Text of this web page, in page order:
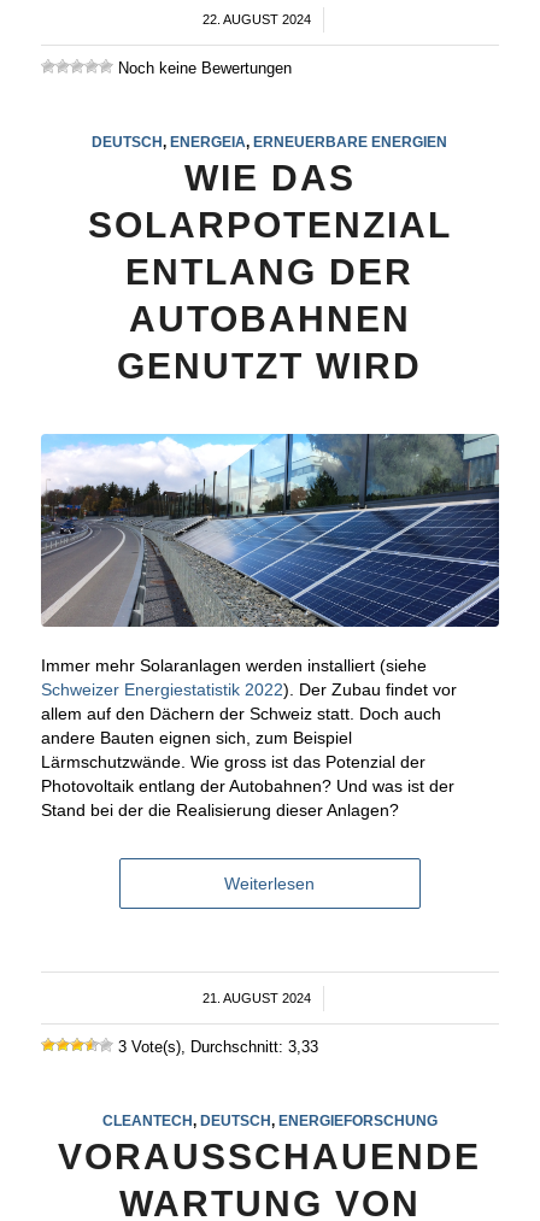
22. AUGUST 2024
/
Noch keine Bewertungen
DEUTSCH, ENERGEIA, ERNEUERBARE ENERGIEN
WIE DAS
SOLARPOTENZIAL
ENTLANG DER
AUTOBAHNEN
GENUTZT WIRD
Immer mehr Solaranlagen werden installiert (siehe
Schweizer Energiestatistik 2022). Der Zubau findet vor
allem auf den Dächern der Schweiz statt. Doch auch
andere Bauten eignen sich, zum Beispiel
Lärmschutzwände. Wie gross ist das Potenzial der
Photovoltaik entlang der Autobahnen? Und was ist der
Stand bei der die Realisierung dieser Anlagen?
Weiterlesen
21. AUGUST 2024
/
3 Vote(s), Durchschnitt: 3,33
CLEANTECH, DEUTSCH, ENERGIEFORSCHUNG
VORAUSSCHAUENDE
WARTUNG VON